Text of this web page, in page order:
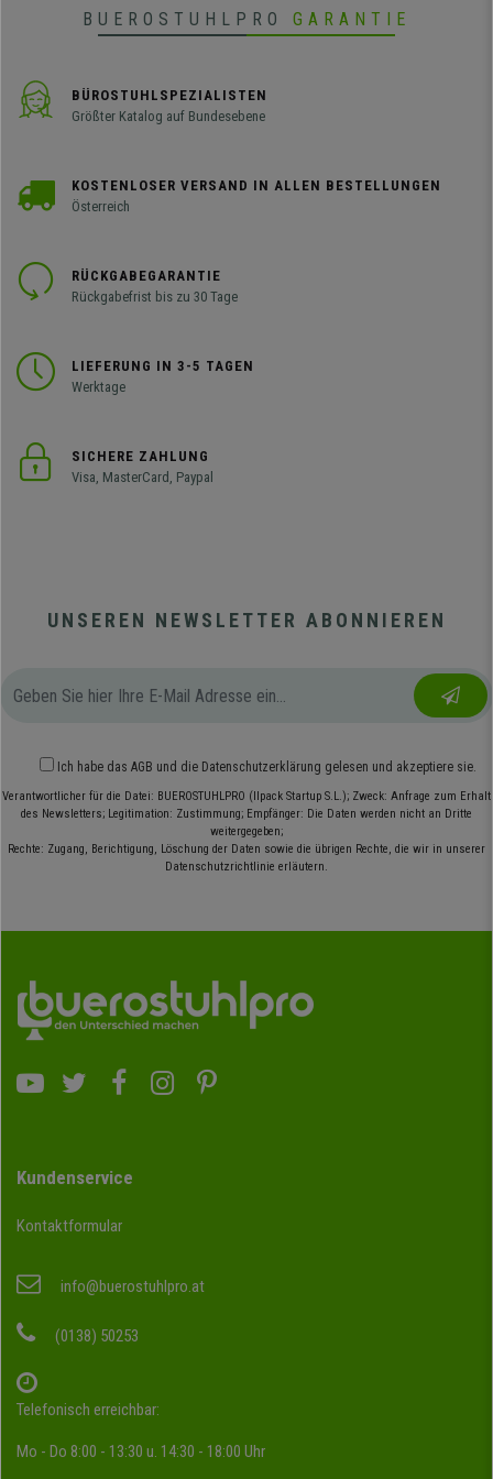
BUEROSTUHLPRO GARANTIE
BÜROSTUHLSPEZIALISTEN
Größter Katalog auf Bundesebene
KOSTENLOSER VERSAND IN ALLEN BESTELLUNGEN
Österreich
RÜCKGABEGARANTIE
Rückgabefrist bis zu 30 Tage
LIEFERUNG IN 3-5 TAGEN
Werktage
SICHERE ZAHLUNG
Visa, MasterCard, Paypal
UNSEREN NEWSLETTER ABONNIEREN
Ich habe das AGB und die Datenschutzerklärung gelesen und akzeptiere sie.
Verantwortlicher für die Datei: BUEROSTUHLPRO (Ilpack Startup S.L.); Zweck: Anfrage zum Erhalt
des Newsletters; Legitimation: Zustimmung; Empfänger: Die Daten werden nicht an Dritte
weitergegeben;
Rechte: Zugang, Berichtigung, Löschung der Daten sowie die übrigen Rechte, die wir in unserer
Datenschutzrichtlinie erläutern.
Kundenservice
Kontaktformular
info@buerostuhlpro.at
(0138) 50253
Telefonisch erreichbar:
Mo - Do 8:00 - 13:30 u. 14:30 - 18:00 Uhr